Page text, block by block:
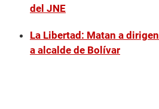
del JNE
La Libertad: Matan a
a alcalde de Bolívar